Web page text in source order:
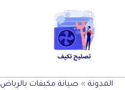
المدونة » صيانة مكيفات بالرياض